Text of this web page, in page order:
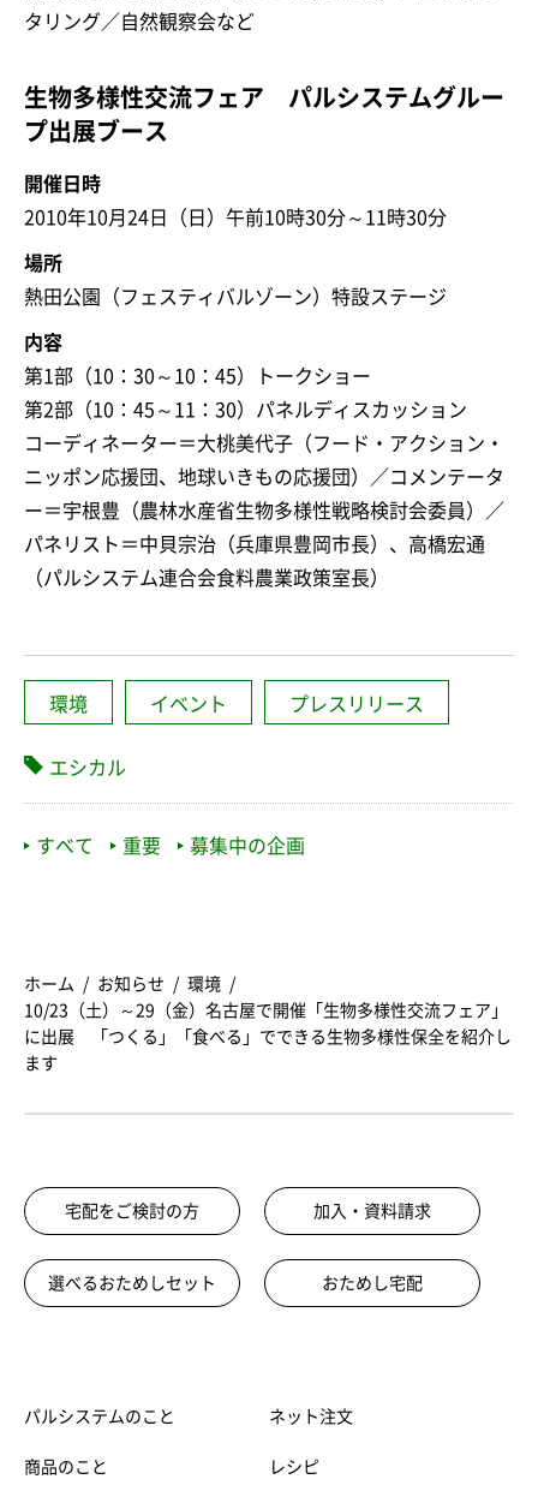
タリング／自然観察会など
生物多様性交流フェア パルシステムグルー
プ出展ブース
開催日時
2010年10月24日（日）午前10時30分～11時30分
場所
熱田公園（フェスティバルゾーン）特設ステージ
内容
第1部（10：30～10：45）トークショー
第2部（10：45～11：30）パネルディスカッション
コーディネーター＝大桃美代子（フード・アクション・
ニッポン応援団、地球いきもの応援団）／コメンテータ
ー＝宇根豊（農林水産省生物多様性戦略検討会委員）／
パネリスト＝中貝宗治（兵庫県豊岡市長）、高橋宏通
（パルシステム連合会食料農業政策室長）
環境 イベント プレスリリース
エシカル
すべて 重要 募集中の企画
ホーム お知らせ
環境
10/23（土）～29（金）名古屋で開催「生物多様性交流フェア」
に出展 「つくる」「食べる」でできる生物多様性保全を紹介し
ます
宅配をご検討の方 加入・資料請求
選べるおためしセット おためし宅配
パルシステムのこと
商品のこと
ネット注文
レシピ